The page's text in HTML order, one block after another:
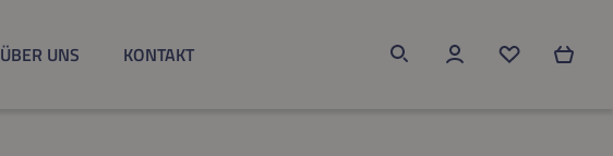
ÜBER UNS KONTAKT
Du hast 0